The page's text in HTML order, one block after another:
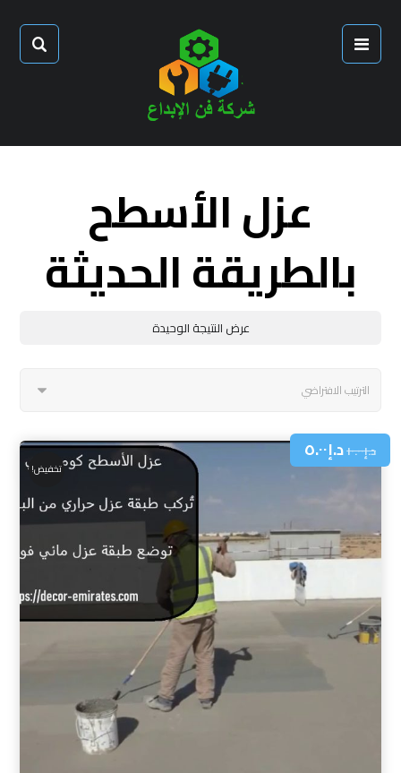
عزل الأسطح
بالطريقة الحديثة
عرض النتيجة الوحيدة
د.إ١٠.٠٠د.إ٥.٠٠
تخفيض!